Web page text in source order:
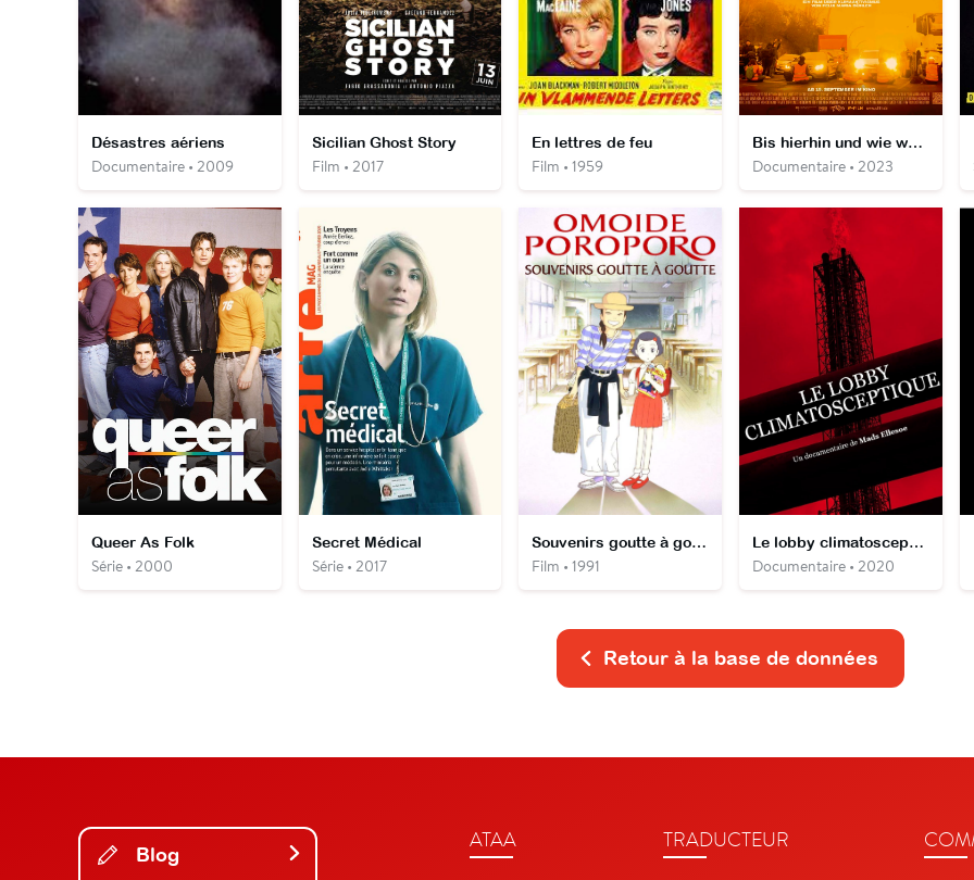
Désastres aériens
Documentaire • 2009
Sicilian Ghost Story
Film • 2017
En lettres de feu
Film • 1959
Bis hierhin und wie weiter?
Documentaire • 2023
Queer As Folk
Série • 2000
Secret Médical
Série • 2017
Souvenirs goutte à goutte
Film • 1991
Le lobby climatosceptique
Documentaire • 2020
Retour à la base de données
Blog
ATAA TRADUCTEUR